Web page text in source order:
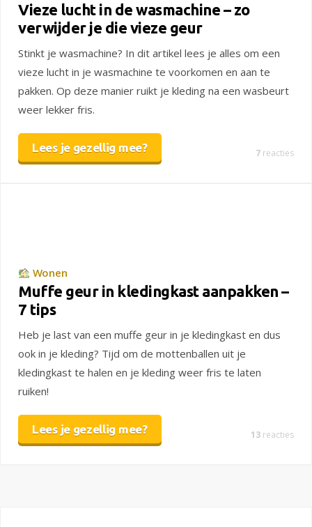
Vieze lucht in de wasmachine – zo
verwijder je die vieze geur
Stinkt je wasmachine? In dit artikel lees je alles om een
vieze lucht in je wasmachine te voorkomen en aan te
pakken. Op deze manier ruikt je kleding na een wasbeurt
weer lekker fris.
Lees je gezellig mee? 7 reacties
Wonen
Muffe geur in kledingkast aanpakken –
7 tips
Heb je last van een muffe geur in je kledingkast en dus
ook in je kleding? Tijd om de mottenballen uit je
kledingkast te halen en je kleding weer fris te laten
ruiken!
Lees je gezellig mee? 13 reacties